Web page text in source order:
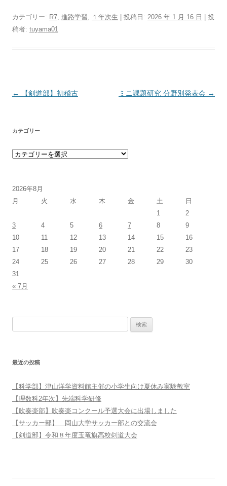
カテゴリー: R7, 進路学習, １年次生 | 投稿日: 2026 年 1 月 16 日
投
稿者: tuyama01
投稿ナビゲーション
← 【剣道部】初稽古 ミニ課題研究 分野別発表会 →
カテゴリー
カテゴリー
2026年8月
月
火 水 木 金 土 日
« 7月
1
2
3
4 5 6 7 8
9
10
11 12 13 14 15
16
17
18 19 20 21 22
23
24
25 26 27 28 29
30
31
最近の投稿
【科学部】津山洋学資料館主催の小学生向け夏休み実験教室
【理数科2年次】先端科学研修
【吹奏楽部】吹奏楽コンクール予選大会に出場しました
【サッカー部】 岡山大学サッカー部との交流会
【剣道部】令和８年度玉竜旗高校剣道大会